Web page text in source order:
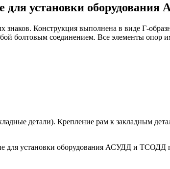
для установки
Конструкция выполнена в виде Г-
болтовым соединением. Все элементы опор
детали). Крепление рам к закладным
для установки оборудования АСУДД и ТСОДД